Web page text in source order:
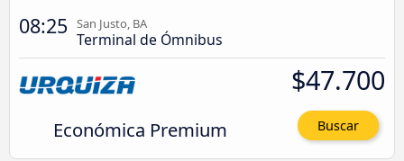
08:25 San Justo, BA
Terminal de Ómnibus
Económica Premium
$47.700
Buscar